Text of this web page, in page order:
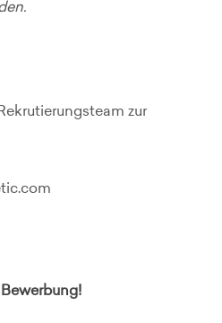
zur